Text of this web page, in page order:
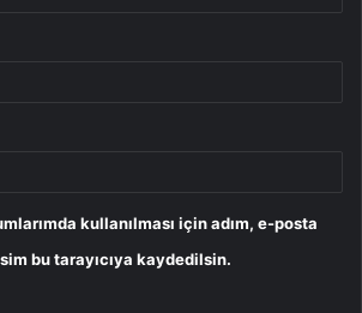
kullanılması için adım, e-posta
bu tarayıcıya kaydedilsin.